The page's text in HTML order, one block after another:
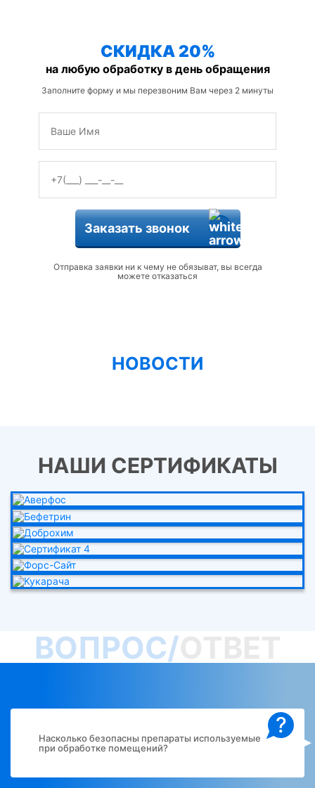
СКИДКА 20%
на любую обработку в день обращения
Заполните форму и мы перезвоним Вам через 2 минуты
Заказать звонок
Отправка заявки ни к чему не обязыват, вы всегда
можете отказаться
НОВОСТИ
НАШИ СЕРТИФИКАТЫ
ВОПРОС/
?
Насколько безопасны препараты используемые
при обработке помещений?